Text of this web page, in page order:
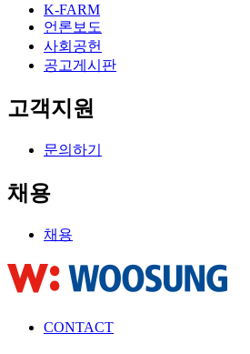
K-FARM
언론보도
사회공헌
공고게시판
고객지원
문의하기
채용
채용
CONTACT